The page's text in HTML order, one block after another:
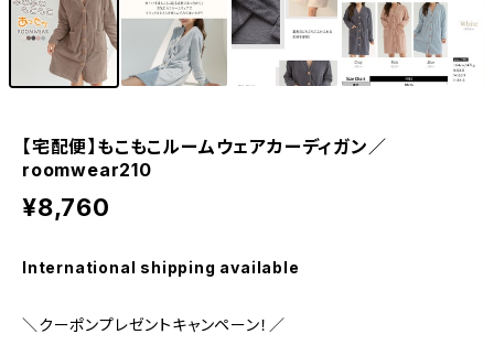
【宅配便】もこもこルームウェアカーディガン／
roomwear210
¥8,760
International shipping available
＼クーポンプレゼントキャンペーン！／